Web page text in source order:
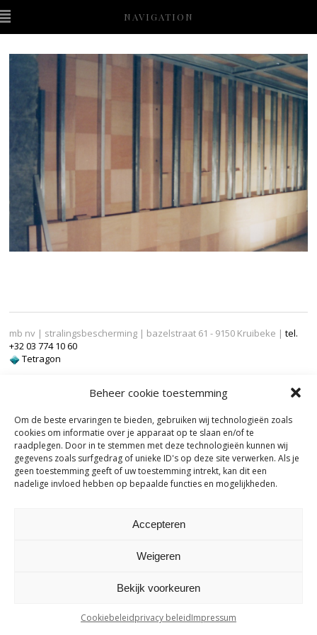
Beheer cookie toestemming
Om de beste ervaringen te bieden, gebruiken wij technologieën zoals
cookies om informatie over je apparaat op te slaan en/of te
raadplegen. Door in te stemmen met deze technologieën kunnen wij
gegevens zoals surfgedrag of unieke ID's op deze site verwerken. Als je
geen toestemming geeft of uw toestemming intrekt, kan dit een
nadelige invloed hebben op bepaalde functies en mogelijkheden.
Accepteren
Weigeren
Bekijk voorkeuren
Cookiebeleidprivacy beleidImpressum
NAVIGATION
mb nv | stralingsbescherming | bazelstraat 61 - 9150 Kruibeke | tel.
+32 03 774 10 60
Tetragon